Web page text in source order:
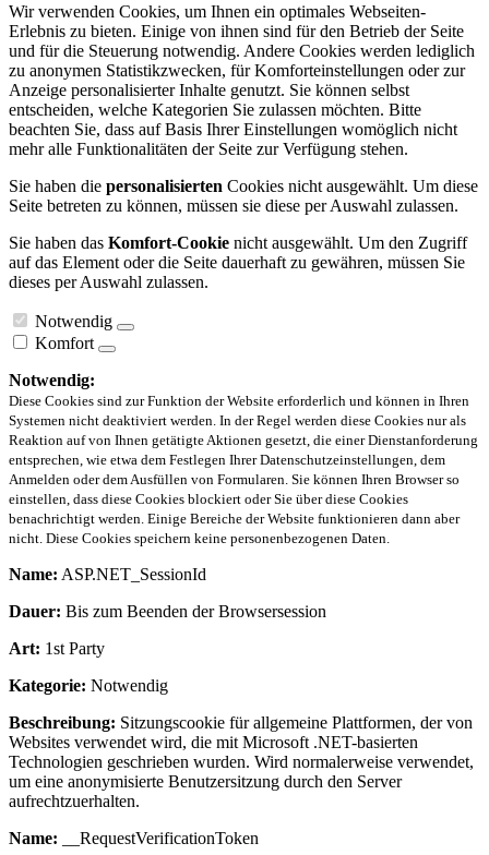
Wir verwenden Cookies, um Ihnen ein optimales Webseiten-
Erlebnis zu bieten. Einige von ihnen sind für den Betrieb der Seite
und für die Steuerung notwendig. Andere Cookies werden lediglich
zu anonymen Statistikzwecken, für Komforteinstellungen oder zur
Anzeige personalisierter Inhalte genutzt. Sie können selbst
entscheiden, welche Kategorien Sie zulassen möchten. Bitte
beachten Sie, dass auf Basis Ihrer Einstellungen womöglich nicht
mehr alle Funktionalitäten der Seite zur Verfügung stehen.
Sie haben die personalisierten Cookies nicht ausgewählt. Um diese
Seite betreten zu können, müssen sie diese per Auswahl zulassen.
Sie haben das Komfort-Cookie nicht ausgewählt. Um den Zugriff
auf das Element oder die Seite dauerhaft zu gewähren, müssen Sie
dieses per Auswahl zulassen.
Notwendig
Komfort
Notwendig:
Diese Cookies sind zur Funktion der Website erforderlich und können in Ihren
Systemen nicht deaktiviert werden. In der Regel werden diese Cookies nur als
Reaktion auf von Ihnen getätigte Aktionen gesetzt, die einer Dienstanforderung
entsprechen, wie etwa dem Festlegen Ihrer Datenschutzeinstellungen, dem
Anmelden oder dem Ausfüllen von Formularen. Sie können Ihren Browser so
einstellen, dass diese Cookies blockiert oder Sie über diese Cookies
benachrichtigt werden. Einige Bereiche der Website funktionieren dann aber
nicht. Diese Cookies speichern keine personenbezogenen Daten.
Name: ASP.NET_SessionId
Dauer: Bis zum Beenden der Browsersession
Art: 1st Party
Kategorie: Notwendig
Beschreibung: Sitzungscookie für allgemeine Plattformen, der von
Websites verwendet wird, die mit Microsoft .NET-basierten
Technologien geschrieben wurden. Wird normalerweise verwendet,
um eine anonymisierte Benutzersitzung durch den Server
aufrechtzuerhalten.
Name: __RequestVerificationToken